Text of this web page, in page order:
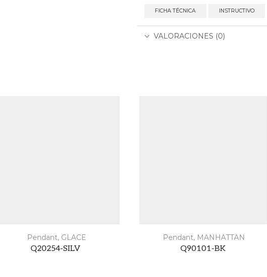
FICHA TÉCNICA INSTRUCTIVO
VALORACIONES (0)
Pendant, GLACE
Q20254-SILV
Pendant, MANHATTAN
Q90101-BK